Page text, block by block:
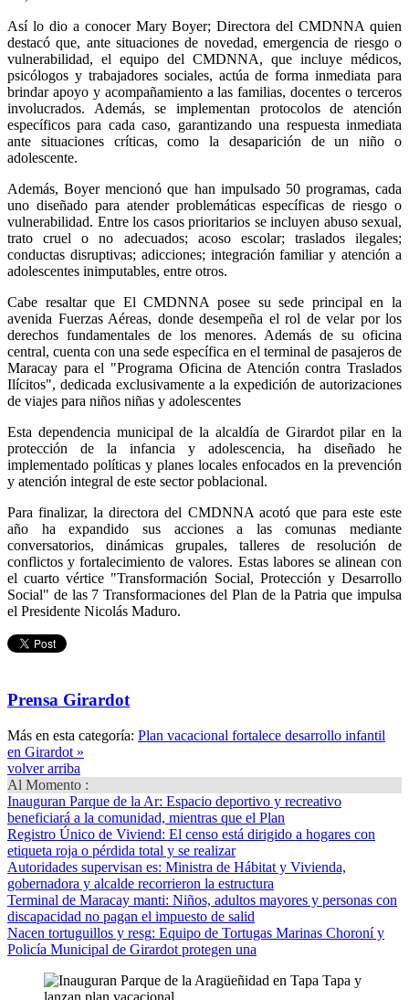
Así lo dio a conocer Mary Boyer; Directora del CMDNNA quien
destacó que, ante situaciones de novedad, emergencia de riesgo o
vulnerabilidad, el equipo del CMDNNA, que incluye médicos,
psicólogos y trabajadores sociales, actúa de forma inmediata para
brindar apoyo y acompañamiento a las familias, docentes o terceros
involucrados. Además, se implementan protocolos de atención
específicos para cada caso, garantizando una respuesta inmediata
ante situaciones críticas, como la desaparición de un niño o
adolescente.
Además, Boyer mencionó que han impulsado 50 programas, cada
uno diseñado para atender problemáticas específicas de riesgo o
vulnerabilidad. Entre los casos prioritarios se incluyen abuso sexual,
trato cruel o no adecuados; acoso escolar; traslados ilegales;
conductas disruptivas; adicciones; integración familiar y atención a
adolescentes inimputables, entre otros.
Cabe resaltar que El CMDNNA posee su sede principal en la
avenida Fuerzas Aéreas, donde desempeña el rol de velar por los
derechos fundamentales de los menores. Además de su oficina
central, cuenta con una sede específica en el terminal de pasajeros de
Maracay para el "Programa Oficina de Atención contra Traslados
Ilícitos", dedicada exclusivamente a la expedición de autorizaciones
de viajes para niños niñas y adolescentes
Esta dependencia municipal de la alcaldía de Girardot pilar en la
protección de la infancia y adolescencia, ha diseñado he
implementado políticas y planes locales enfocados en la prevención
y atención integral de este sector poblacional.
Para finalizar, la directora del CMDNNA acotó que para este este
año ha expandido sus acciones a las comunas mediante
conversatorios, dinámicas grupales, talleres de resolución de
conflictos y fortalecimiento de valores. Estas labores se alinean con
el cuarto vértice "Transformación Social, Protección y Desarrollo
Social" de las 7 Transformaciones del Plan de la Patria que impulsa
el Presidente Nicolás Maduro.
Prensa Girardot
Más en esta categoría: Plan vacacional fortalece desarrollo infantil
en Girardot »
volver arriba
Al Momento :
Inauguran Parque de la Ar: Espacio deportivo y recreativo
beneficiará a la comunidad, mientras que el Plan
Registro Único de Viviend: El censo está dirigido a hogares con
etiqueta roja o pérdida total y se realizar
Autoridades supervisan es: Ministra de Hábitat y Vivienda,
gobernadora y alcalde recorrieron la estructura
Terminal de Maracay manti: Niños, adultos mayores y personas con
discapacidad no pagan el impuesto de salid
Nacen tortuguillos y resg: Equipo de Tortugas Marinas Choroní y
Policía Municipal de Girardot protegen una